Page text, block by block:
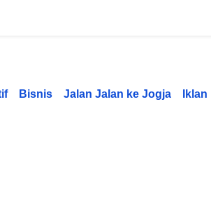
Bisnis Jalan Jalan ke Jogja Iklan